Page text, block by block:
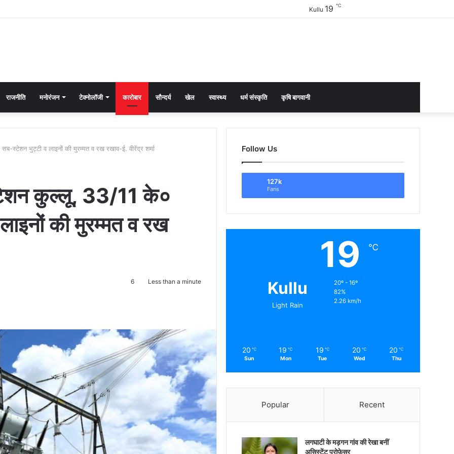
Kullu 19 ℃
राजनीति मनोरंजन टेक्नोलॉजी कारोबार सौन्दर्य खेल स्वास्थ्य धर्म संस्कृति कृषि बागवानी
भुट्टी व लाइनों की मुरम्मत व रख रखाव-ई. वीरेंद्र शर्मा
कुल्लू, 33/11 के०
की मुरम्मत व रख
6 Less than a minute
Follow Us
127k
Fans
Kullu
Light Rain
19 ℃
20º - 16º
82%
2.26 km/h
20 ℃
Sun
19 ℃
Mon
19 ℃
Tue
20 ℃
Wed
20 ℃
Thu
Popular Recent
लगघाटी के मड़गन गांव की रेखा बनीं
असिस्टेंट प्रोफेसर